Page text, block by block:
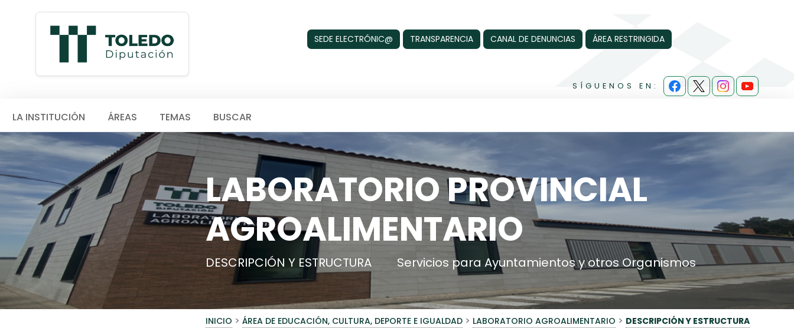
SEDE ELECTRÓNIC@ TRANSPARENCIA CANAL DE DENUNCIAS ÁREA RESTRINGIDA
SÍGUENOS EN:
LA INSTITUCIÓN ÁREAS TEMAS BUSCAR
LABORATORIO PROVINCIAL
AGROALIMENTARIO
DESCRIPCIÓN Y ESTRUCTURA Servicios para Ayuntamientos y otros Organismos
INICIO > ÁREA DE EDUCACIÓN, CULTURA, DEPORTE E IGUALDAD > LABORATORIO AGROALIMENTARIO > DESCRIPCIÓN Y ESTRUCTURA